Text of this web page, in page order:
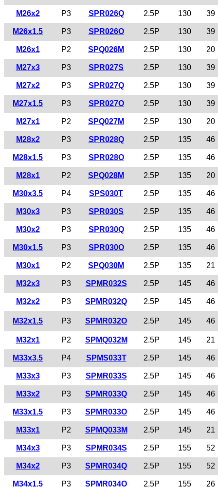
M26x2 P3 SPR026Q 2.5P 130 39
M26x1.5 P3 SPR026O 2.5P 130 39
M26x1 P2 SPQ026M 2.5P 130 20
M27x3 P3 SPR027S 2.5P 130 39
M27x2 P3 SPR027Q 2.5P 130 39
M27x1.5 P3 SPR027O 2.5P 130 39
M27x1 P2 SPQ027M 2.5P 130 20
M28x2 P3 SPR028Q 2.5P 135 46
M28x1.5 P3 SPR028O 2.5P 135 46
M28x1 P2 SPQ028M 2.5P 135 20
M30x3.5 P4 SPS030T 2.5P 135 46
M30x3 P3 SPR030S 2.5P 135 46
M30x2 P3 SPR030Q 2.5P 135 46
M30x1.5 P3 SPR030O 2.5P 135 46
M30x1 P2 SPQ030M 2.5P 135 21
M32x3 P3 SPMR032S 2.5P 145 46
M32x2 P3 SPMR032Q 2.5P 145 46
M32x1.5 P3 SPMR032O 2.5P 145 46
M32x1 P2 SPMQ032M 2.5P 145 21
M33x3.5 P4 SPMS033T 2.5P 145 46
M33x3 P3 SPMR033S 2.5P 145 46
M33x2 P3 SPMR033Q 2.5P 145 46
M33x1.5 P3 SPMR033O 2.5P 145 46
M33x1 P2 SPMQ033M 2.5P 145 21
M34x3 P3 SPMR034S 2.5P 155 52
M34x2 P3 SPMR034Q 2.5P 155 52
M34x1.5 P3 SPMR034O 2.5P 155 26